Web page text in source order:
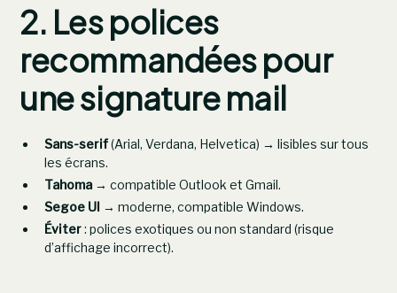
2. Les polices
recommandées pour
une signature mail
Sans-serif(Arial, Verdana, Helvetica) → lisibles sur tous
les écrans.
Tahoma → compatible Outlook et Gmail.
Segoe UI → moderne, compatible Windows.
Éviter: polices exotiques ou non standard (risque
d’affichage incorrect).